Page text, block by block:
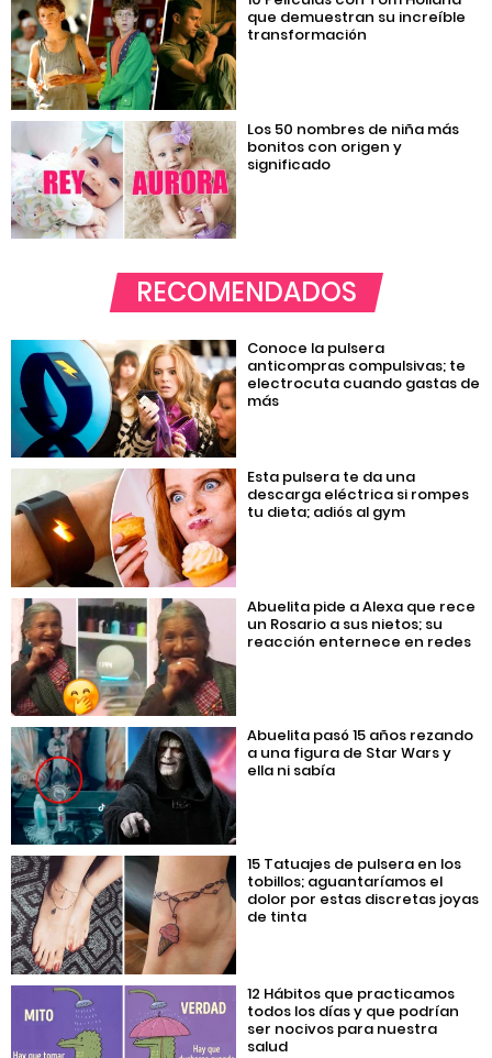
que demuestran su increíble
transformación
Los 50 nombres de niña más
bonitos con origen y
significado
RECOMENDADOS
Conoce la pulsera
anticompras compulsivas; te
electrocuta cuando gastas de
más
Esta pulsera te da una
descarga eléctrica si rompes
tu dieta; adiós al gym
Abuelita pide a Alexa que rece
un Rosario a sus nietos; su
reacción enternece en redes
Abuelita pasó 15 años rezando
a una figura de Star Wars y
ella ni sabía
15 Tatuajes de pulsera en los
tobillos; aguantaríamos el
dolor por estas discretas joyas
de tinta
12 Hábitos que practicamos
todos los días y que podrían
ser nocivos para nuestra
salud